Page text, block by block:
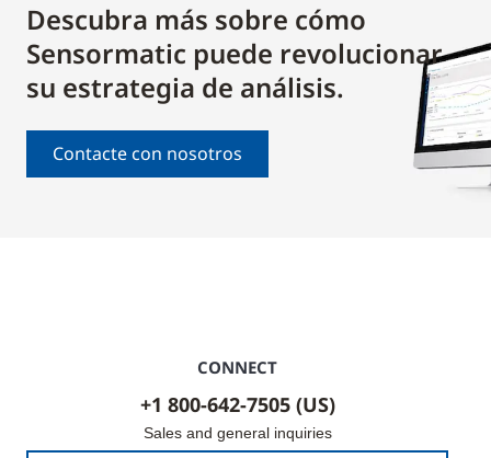
Descubra más sobre cómo
Sensormatic puede revolucionar
su estrategia de análisis.
Contacte con nosotros
CONNECT
+1 800-642-7505 (US)
Sales and general inquiries